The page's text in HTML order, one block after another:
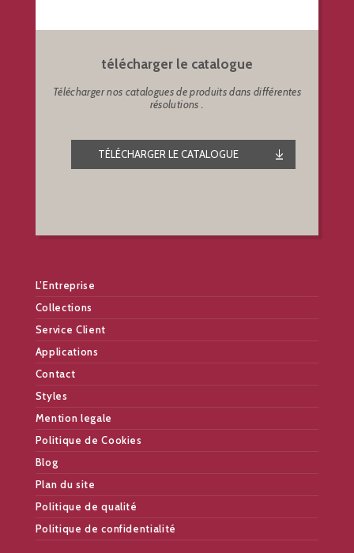
télécharger le catalogue
Télécharger nos catalogues de produits dans différentes
résolutions .
TÉLÉCHARGER LE CATALOGUE
L’Entreprise
Collections
Service Client
Applications
Contact
Styles
Mention legale
Politique de Cookies
Blog
Plan du site
Politique de qualité
Politique de confidentialité